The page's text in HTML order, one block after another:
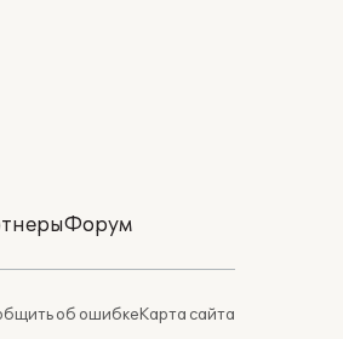
Форум
об ошибкеКарта сайта